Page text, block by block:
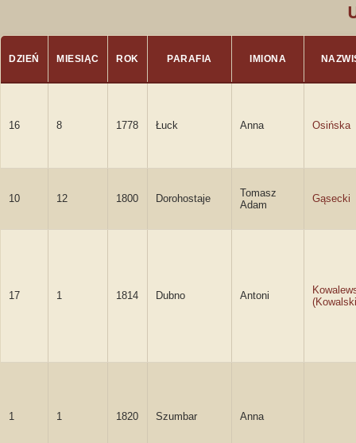
DZIEŃ MIESIĄC ROK PARAFIA IMIONA
16 8 1778 Łuck Anna Osińska
10 12 1800 Dorohostaje
Tomasz
Adam
Gąsecki
17 1 1814 Dubno Antoni
1 1 1820 Szumbar Anna